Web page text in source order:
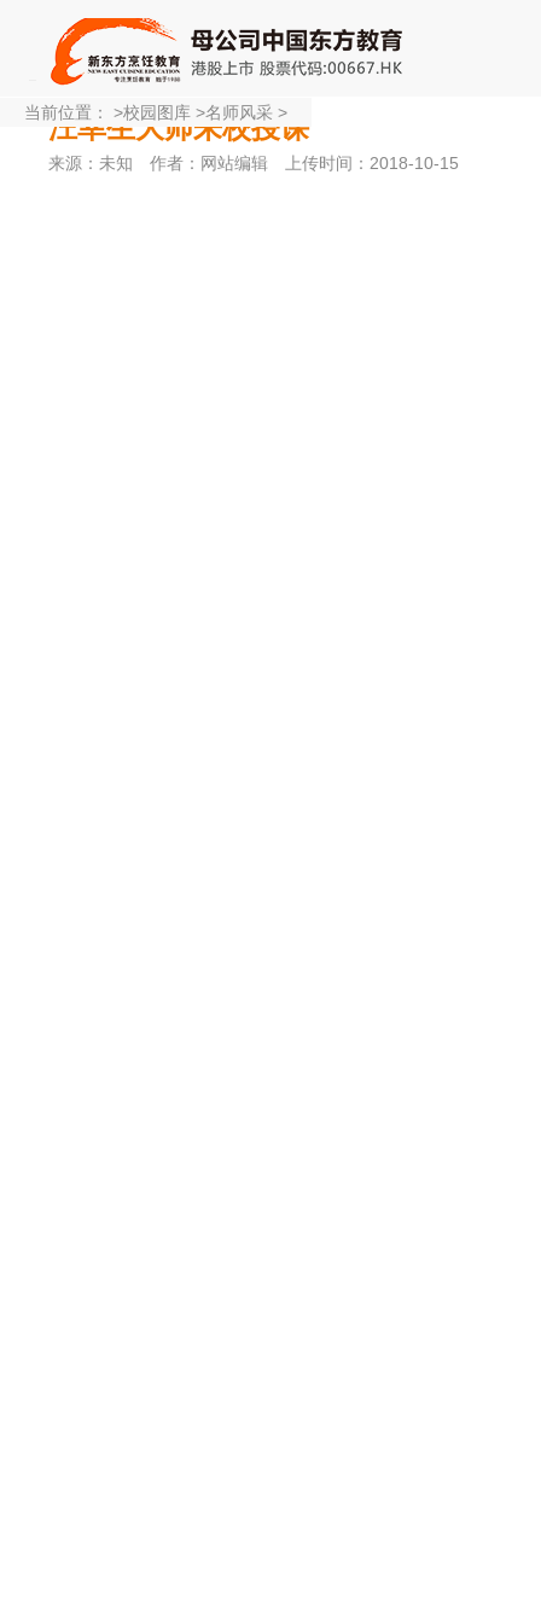
汪幸生大师来校授课
来源：未知 作者：网站编辑 上传时间：2018-10-15
当前位置： >校园图库 >名师风采 >